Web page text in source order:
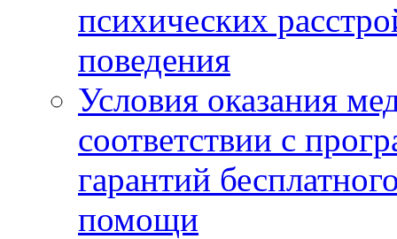
психических
поведения
Условия оказания
соответствии с
гарантий
помощи